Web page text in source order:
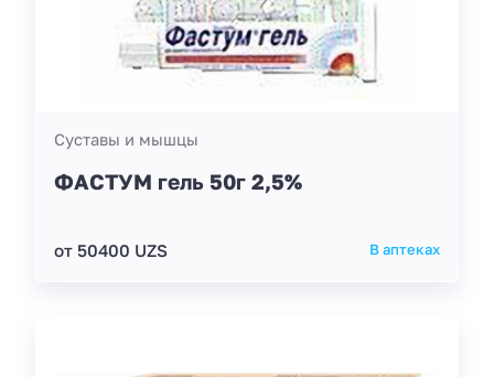
Суставы и мышцы
ФАСТУМ гель 50г 2,5%
от 50400 UZS В аптеках